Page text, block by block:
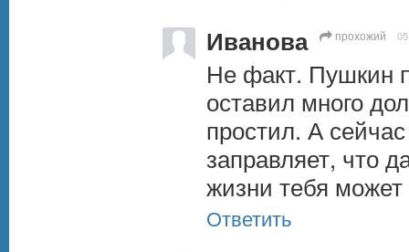
Иванова прохожий
Не факт. Пушкин
оставил много
простил. А
заправляет, что
жизни тебя
Ответить